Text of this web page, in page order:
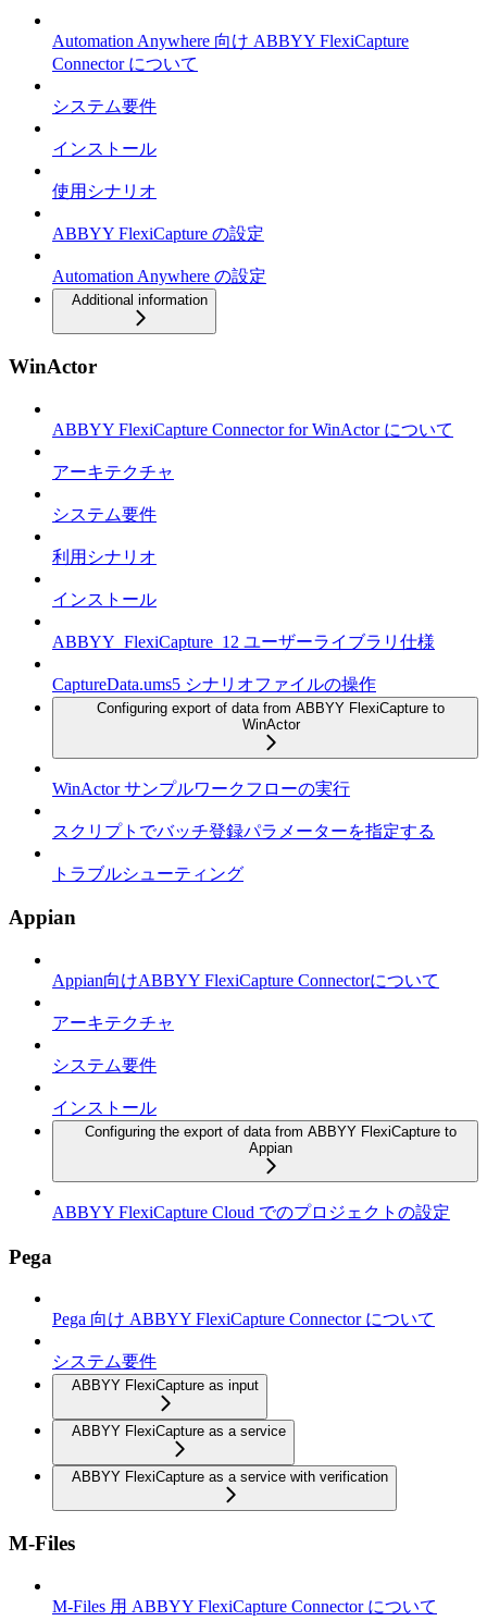
Automation Anywhere 向け ABBYY FlexiCapture
Connector について
システム要件
インストール
使用シナリオ
ABBYY FlexiCapture の設定
Automation Anywhere の設定
Additional information
WinActor
ABBYY FlexiCapture Connector for WinActor について
アーキテクチャ
システム要件
利用シナリオ
インストール
ABBYY_FlexiCapture_12 ユーザーライブラリ仕様
CaptureData.ums5 シナリオファイルの操作
Configuring export of data from ABBYY FlexiCapture to
WinActor
WinActor サンプルワークフローの実行
スクリプトでバッチ登録パラメーターを指定する
トラブルシューティング
Appian
Appian向けABBYY FlexiCapture Connectorについて
アーキテクチャ
システム要件
インストール
Configuring the export of data from ABBYY FlexiCapture to
Appian
ABBYY FlexiCapture Cloud でのプロジェクトの設定
Pega
Pega 向け ABBYY FlexiCapture Connector について
システム要件
ABBYY FlexiCapture as input
ABBYY FlexiCapture as a service
ABBYY FlexiCapture as a service with verification
M-Files
M-Files 用 ABBYY FlexiCapture Connector について